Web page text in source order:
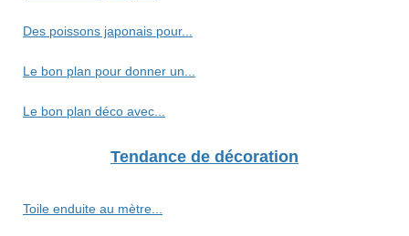
Des poissons japonais pour...
Le bon plan pour donner un...
Le bon plan déco avec...
Tendance de décoration
Toile enduite au mètre...